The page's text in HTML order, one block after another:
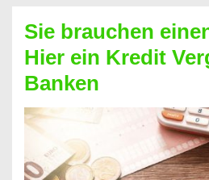
Summe
Geld?
Hier
einen
10000
Euro
Kredit
Sie brauchen
Hier ein Kredit
Banken